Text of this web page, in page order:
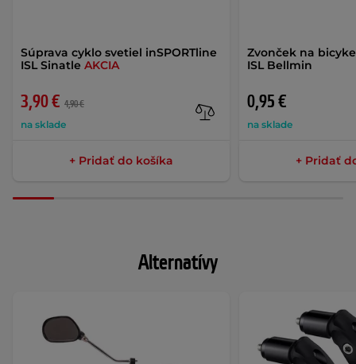
Súprava cyklo svetiel inSPORTline
ISL Sinatle AKCIA
3,90 € 4,90 €
na sklade
+ Pridať do košíka
Zvonček na
ISL Bellmin
0,95 €
na sklade
+ Pridať
Alternatívy